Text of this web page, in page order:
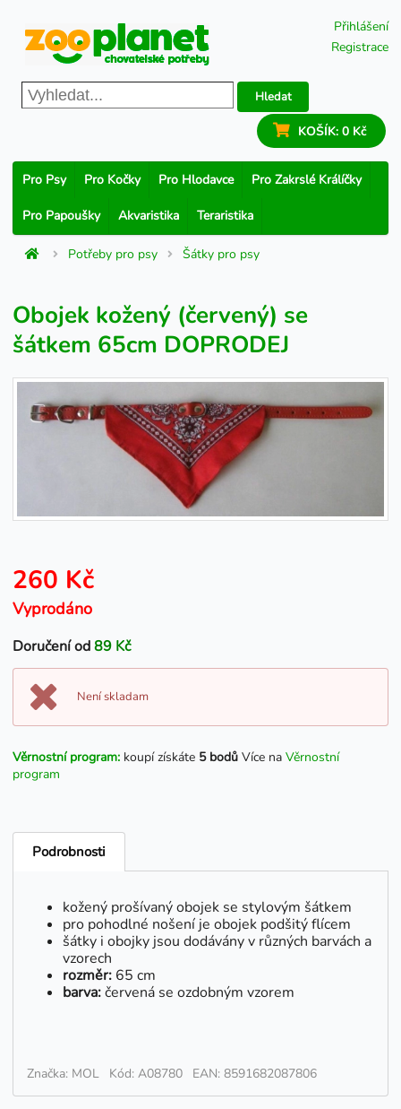
Přihlášení
Registrace
Hledat
KOŠÍK: 0 Kč
Pro Psy Pro Kočky Pro Hlodavce Pro Zakrslé Králíčky
Pro Papoušky Akvaristika Teraristika
Potřeby pro psy Šátky pro psy
Obojek kožený (červený) se
šátkem 65cm DOPRODEJ
260 Kč
Vyprodáno
Doručení od89 Kč
Není skladam
Věrnostní program: koupí získáte 5 bodů Více na Věrnostní
program
Podrobnosti
kožený prošívaný obojek se stylovým šátkem
pro pohodlné nošení je obojek podšitý flícem
šátky i obojky jsou dodávány v různých barvách a
vzorech
rozměr: 65 cm
barva:červená se ozdobným vzorem
Značka: MOL Kód: A08780 EAN: 8591682087806